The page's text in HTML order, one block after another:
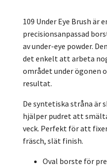
109 Under Eye Brush är
precisionsanpassad
av under-eye powder.
det enkelt att arbeta
området under ögonen
resultat.
De syntetiska stråna är
hjälper pudret att
veck. Perfekt för att
fräsch, slät finish.
Oval borste för